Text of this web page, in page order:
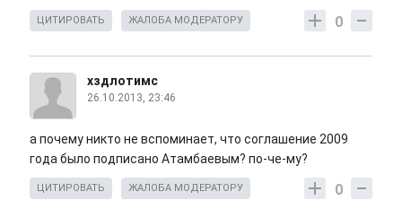
0
ЦИТИРОВАТЬ ЖАЛОБА МОДЕРАТОРУ
хздлотимс
26.10.2013, 23:46
а почему никто не вспоминает, что соглашение 2009
года было подписано Атамбаевым? по-че-му?
0
ЦИТИРОВАТЬ ЖАЛОБА МОДЕРАТОРУ